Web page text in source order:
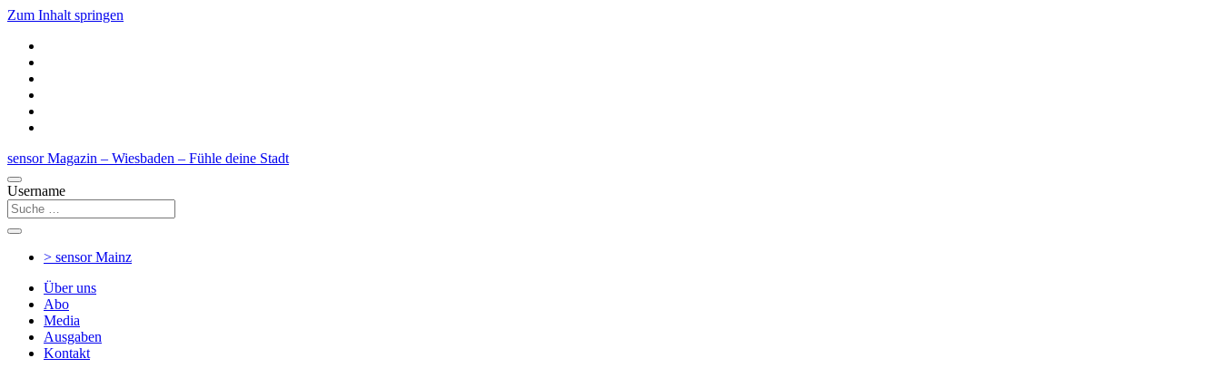
Zum Inhalt springen
sensor Magazin – Wiesbaden – Fühle deine Stadt
Username
> sensorMainz
Über uns
Abo
Media
Ausgaben
Kontakt